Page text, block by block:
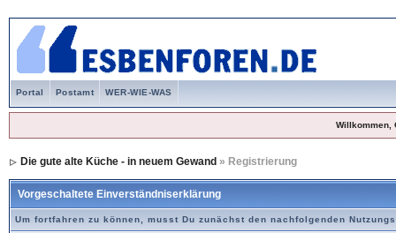
Portal Postamt WER-WIE-WAS
Willkommen,
Die gute alte Küche - in neuem Gewand » Registrierung
Vorgeschaltete Einverständniserklärung
Um fortfahren zu können, musst Du zunächst den nachfolgenden